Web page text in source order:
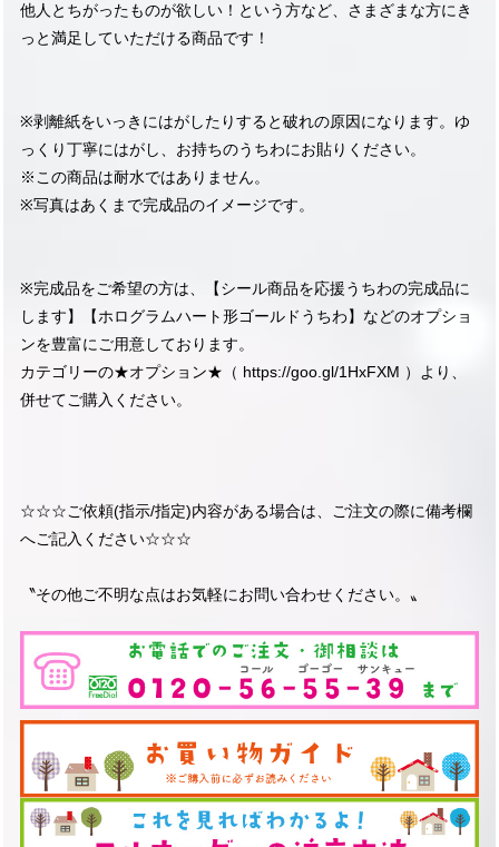
他人とちがったものが欲しい！という方など、さまざまな方にき
っと満足していただける商品です！
※剥離紙をいっきにはがしたりすると破れの原因になります。ゆ
っくり丁寧にはがし、お持ちのうちわにお貼りください。
※この商品は耐水ではありません。
※写真はあくまで完成品のイメージです。
※完成品をご希望の方は、【シール商品を応援うちわの完成品に
します】【ホログラムハート形ゴールドうちわ】などのオプショ
ンを豊富にご用意しております。
カテゴリーの★オプション★（ https://goo.gl/1HxFXM ）より、
併せてご購入ください。
☆☆☆ご依頼(指示/指定)内容がある場合は、ご注文の際に備考欄
へご記入ください☆☆☆
〝その他ご不明な点はお気軽にお問い合わせください。〟